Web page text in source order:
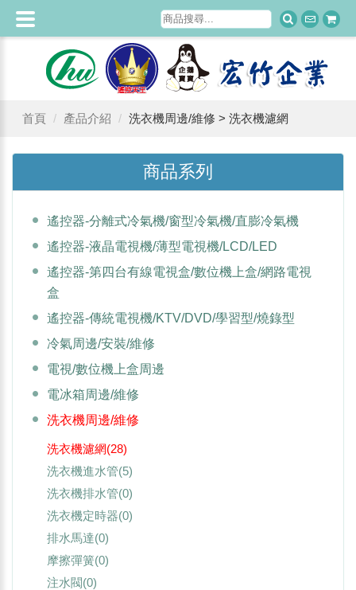
首頁 產品介紹 洗衣機周邊/維修 > 洗衣機濾網
商品系列
遙控器-分離式冷氣機/窗型冷氣機/直膨冷氣機
遙控器-液晶電視機/薄型電視機/LCD/LED
遙控器-第四台有線電視盒/數位機上盒/網路電視
盒
遙控器-傳統電視機/KTV/DVD/學習型/燒錄型
冷氣周邊/安裝/維修
電視/數位機上盒周邊
電冰箱周邊/維修
洗衣機周邊/維修
洗衣機濾網(28)
洗衣機進水管(5)
洗衣機排水管(0)
洗衣機定時器(0)
排水馬達(0)
摩擦彈簧(0)
注水閥(0)